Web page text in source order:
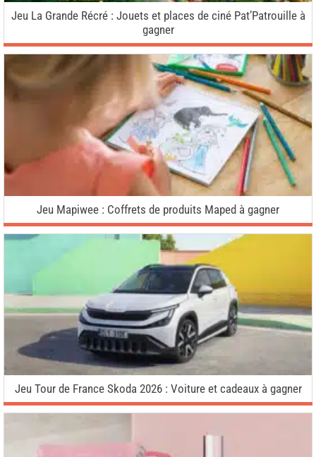
Jeu La Grande Récré : Jouets et places de ciné Pat’Patrouille à
gagner
Jeu Mapiwee : Coffrets de produits Maped à gagner
Jeu Tour de France Skoda 2026 : Voiture et cadeaux à gagner